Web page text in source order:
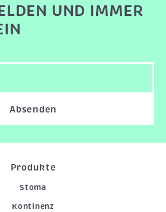
UND IMMER
Absenden
Produkte
Stoma
Kontinenz